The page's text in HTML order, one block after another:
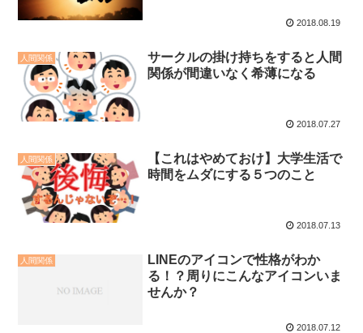
2018.08.19
人間関係
サークルの掛け持ちをすると人間
関係が間違いなく希薄になる
2018.07.27
人間関係
【これはやめておけ】大学生活で
時間をムダにする５つのこと
2018.07.13
人間関係
LINEのアイコンで性格がわか
る！？周りにこんなアイコンいま
せんか？
2018.07.12